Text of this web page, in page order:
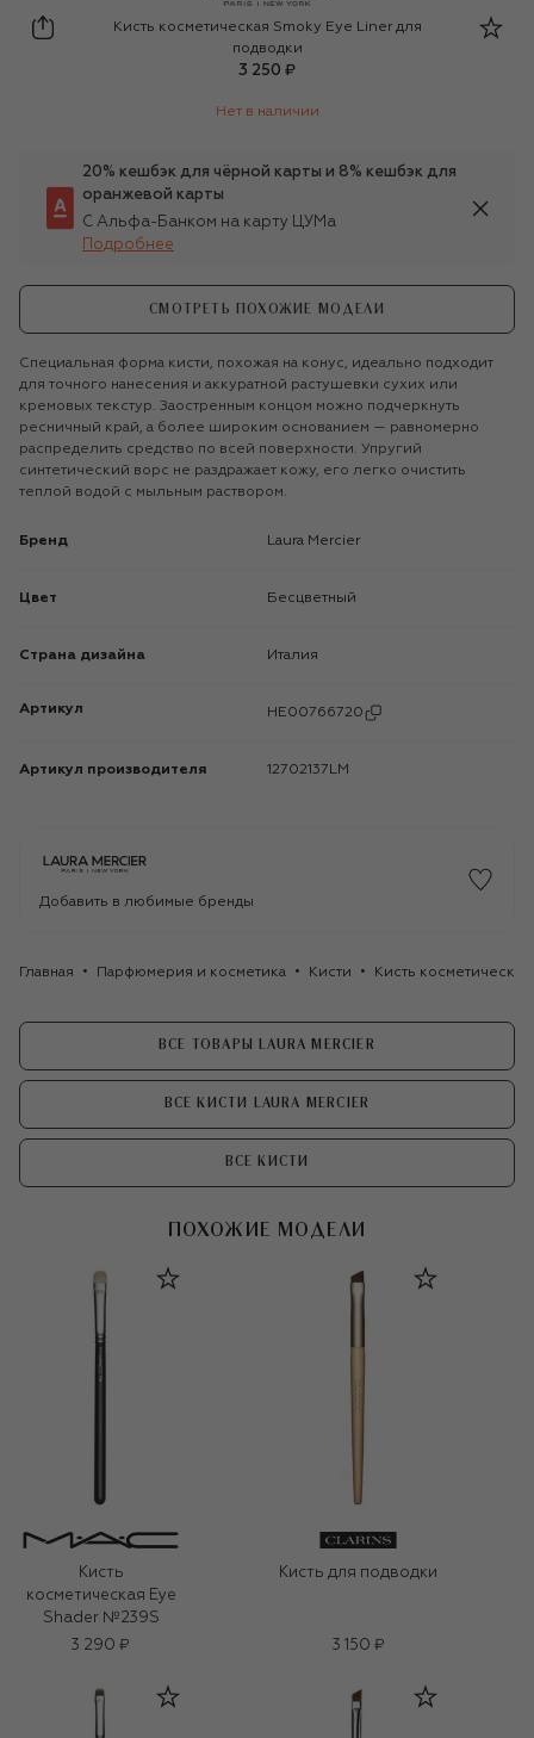
Laura Mercier
Кисть косметическая Smoky Eye Liner для
подводки
3 250 ₽
Нет в наличии
20% кешбэк для чёрной карты и 8% кешбэк для
оранжевой карты
С Альфа-Банком на карту ЦУМа
Подробнее
СМОТРЕТЬ ПОХОЖИЕ МОДЕЛИ
Специальная форма кисти, похожая на конус, идеально подходит
для точного нанесения и аккуратной растушевки сухих или
кремовых текстур. Заостренным концом можно подчеркнуть
ресничный край, а более широким основанием — равномерно
распределить средство по всей поверхности. Упругий
синтетический ворс не раздражает кожу, его легко очистить
теплой водой с мыльным раствором.
Бренд Laura Mercier
Цвет Бесцветный
Страна дизайна Италия
Артикул HE00766720
Артикул производителя 12702137LM
Добавить в любимые бренды
Главная Парфюмерия и косметика Кисти Кисть
ВСЕ ТОВАРЫ LAURA MERCIER
ВСЕ КИСТИ LAURA MERCIER
ВСЕ КИСТИ
ПОХОЖИЕ МОДЕЛИ
Кисть
косметическая Eye
Shader №239S
3 290 ₽
Кисть для подводки
3 150 ₽